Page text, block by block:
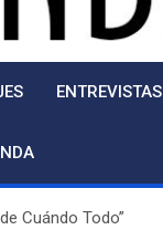
ENTREVISTAS
Cuándo Todo”